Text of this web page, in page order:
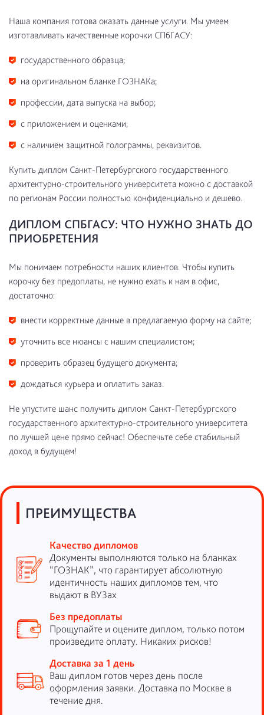
Наша компания готова оказать данные услуги. Мы умеем
изготавливать качественные корочки СПбГАСУ:
государственного образца;
на оригинальном бланке ГОЗНАКа;
профессии, дата выпуска на выбор;
с приложением и оценками;
с наличием защитной голограммы, реквизитов.
Купить диплом Санкт-Петербургского государственного
архитектурно-строительного университета можно с доставкой
по регионам России полностью конфиденциально и дешево.
ДИПЛОМ СПБГАСУ: ЧТО НУЖНО ЗНАТЬ ДО
ПРИОБРЕТЕНИЯ
Мы понимаем потребности наших клиентов. Чтобы купить
корочку без предоплаты, не нужно ехать к нам в офис,
достаточно:
внести корректные данные в предлагаемую форму на сайте;
уточнить все нюансы с нашим специалистом;
проверить образец будущего документа;
дождаться курьера и оплатить заказ.
Не упустите шанс получить диплом Санкт-Петербургского
государственного архитектурно-строительного университета
по лучшей цене прямо сейчас! Обеспечьте себе стабильный
доход в будущем!
ПРЕИМУЩЕСТВА
Качество дипломов
Документы выполняются только на бланках
“ГОЗНАК”, что гарантирует абсолютную
идентичность наших дипломов тем, что
выдают в ВУЗах
Без предоплаты
Прощупайте и оцените диплом, только потом
произведите оплату. Никаких рисков!
Доставка за 1 день
Ваш диплом готов через день после
оформления заявки. Доставка по Москве в
течение дня.